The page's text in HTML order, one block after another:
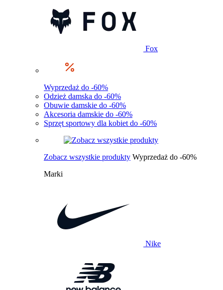
Fox
Wyprzedaż do -60%
Odzież damska do -60%
Obuwie damskie do -60%
Akcesoria damskie do -60%
Sprzęt sportowy dla kobiet do -60%
Zobacz wszystkie produkty Wyprzedaż do -60%
Marki
Nike